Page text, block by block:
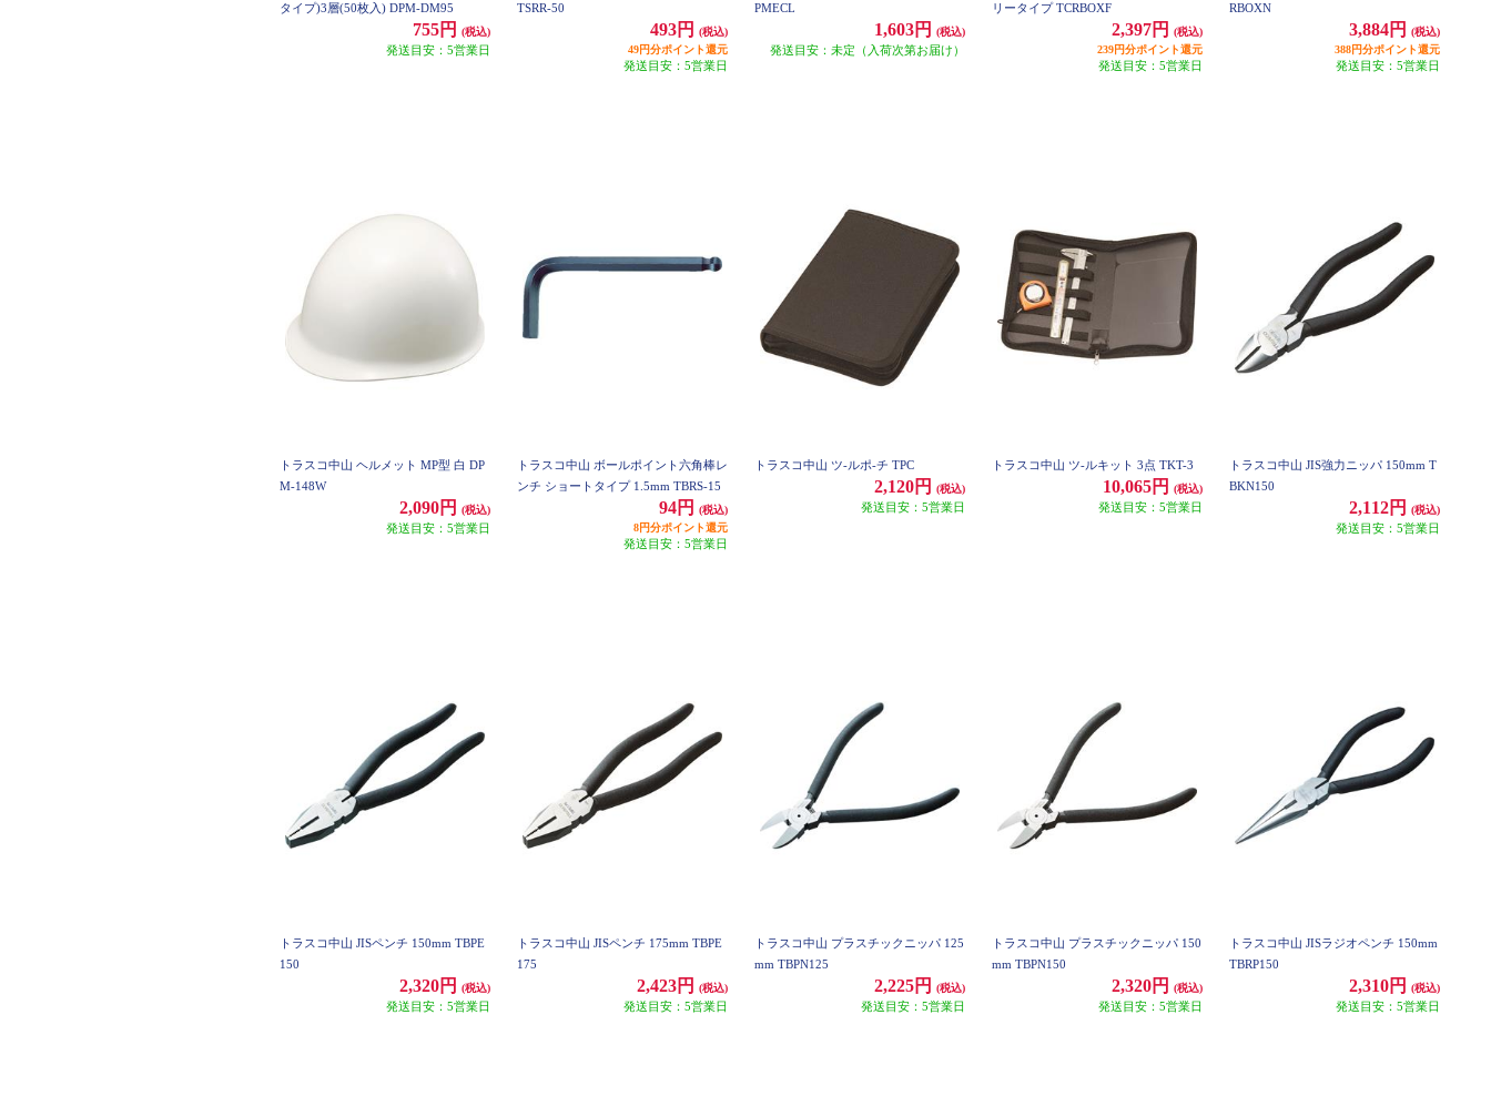
タイプ)3層(50枚入) DPM-DM95
755円 (税込)
発送目安：5営業日
TSRR-50
493円
(税込)
49円分ポイント還元
発送目安：5営業日
PMECL
1,603円 (税込)
発送目安：未定（入荷次第お届け）
リータイプ TCRBOXF
2,397円
(税込)
239円分ポイント還元
発送目安：5営業日
RBOXN
3,884円
(税込)
388円分ポイント還元
発送目安：5営業日
トラスコ中山 ヘルメット MP型 白 DP
M-148W
2,090円 (税込)
発送目安：5営業日
トラスコ中山 ボールポイント六角棒レ
ンチ ショートタイプ 1.5mm TBRS-15
94円
(税込)
8円分ポイント還元
発送目安：5営業日
トラスコ中山 ツ-ルポ-チ TPC
2,120円 (税込)
発送目安：5営業日
トラスコ中山 ツ-ルキット 3点 TKT-3
10,065円 (税込)
発送目安：5営業日
トラスコ中山 JIS強力ニッパ 150mm T
BKN150
2,112円 (税込)
発送目安：5営業日
トラスコ中山 JISペンチ 150mm TBPE
150
2,320円 (税込)
発送目安：5営業日
トラスコ中山 JISペンチ 175mm TBPE
175
2,423円 (税込)
発送目安：5営業日
トラスコ中山 プラスチックニッパ 125
mm TBPN125
2,225円 (税込)
発送目安：5営業日
トラスコ中山 プラスチックニッパ 150
mm TBPN150
2,320円 (税込)
発送目安：5営業日
トラスコ中山 JISラジオペンチ 150mm
TBRP150
2,310円 (税込)
発送目安：5営業日